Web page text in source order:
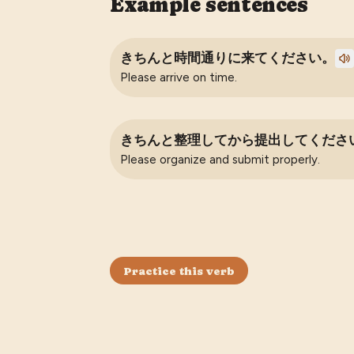
きちんと時間通りに来てください。
Please arrive on time.
きちんと整理してから提出してくださ
Please organize and submit properly.
Practice this verb